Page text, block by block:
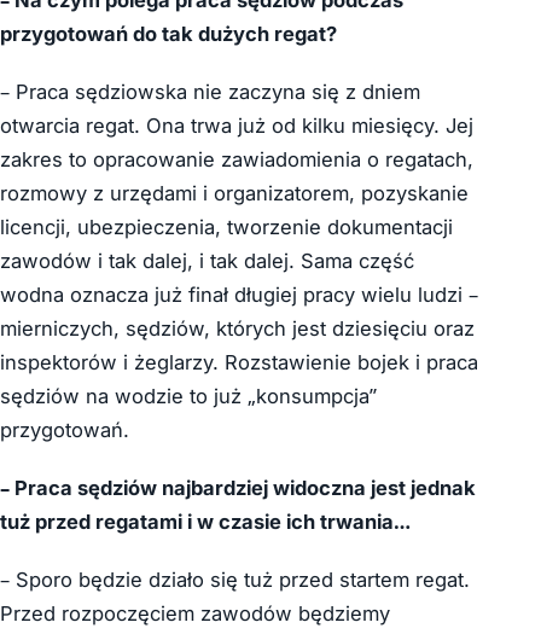
przygotowań do tak dużych regat?
– Praca sędziowska nie zaczyna się z dniem
otwarcia regat. Ona trwa już od kilku miesięcy. Jej
zakres to opracowanie zawiadomienia o regatach,
rozmowy z urzędami i organizatorem, pozyskanie
licencji, ubezpieczenia, tworzenie dokumentacji
zawodów i tak dalej, i tak dalej. Sama część
wodna oznacza już finał długiej pracy wielu ludzi –
mierniczych, sędziów, których jest dziesięciu oraz
inspektorów i żeglarzy. Rozstawienie bojek i praca
sędziów na wodzie to już „konsumpcja”
przygotowań.
– Praca sędziów najbardziej widoczna jest jednak
tuż przed regatami i w czasie ich trwania…
– Sporo będzie działo się tuż przed startem regat.
Przed rozpoczęciem zawodów będziemy